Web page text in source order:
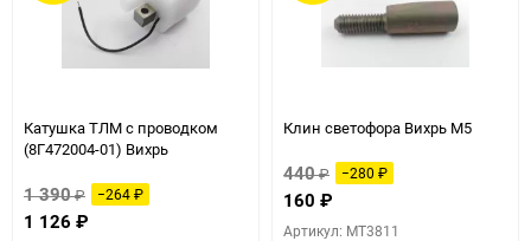
Катушка ТЛМ с проводком
(8Г472004-01) Вихрь
1 390₽ −264₽
1 126 ₽
Клин светофора Вихрь М5
440₽ −280 ₽
160 ₽
Артикул: MT3811